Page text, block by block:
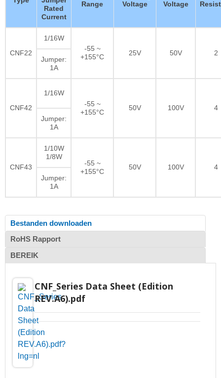
Rated
Current
Range
Voltage
Voltage
CNF22
1/16W
-55 ~
+155°C
25V 50V
2
Jumper:
1A
CNF42
1/16W
-55 ~
+155°C
50V 100V
4
Jumper:
1A
CNF43
1/10W
1/8W
-55 ~
+155°C
50V 100V
4
Jumper:
1A
Bestanden downloaden
RoHS Rapport
BEREIK
CNF_Series Data Sheet (Edition
REV.A6).pdf